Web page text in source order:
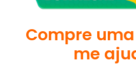
Compre
me